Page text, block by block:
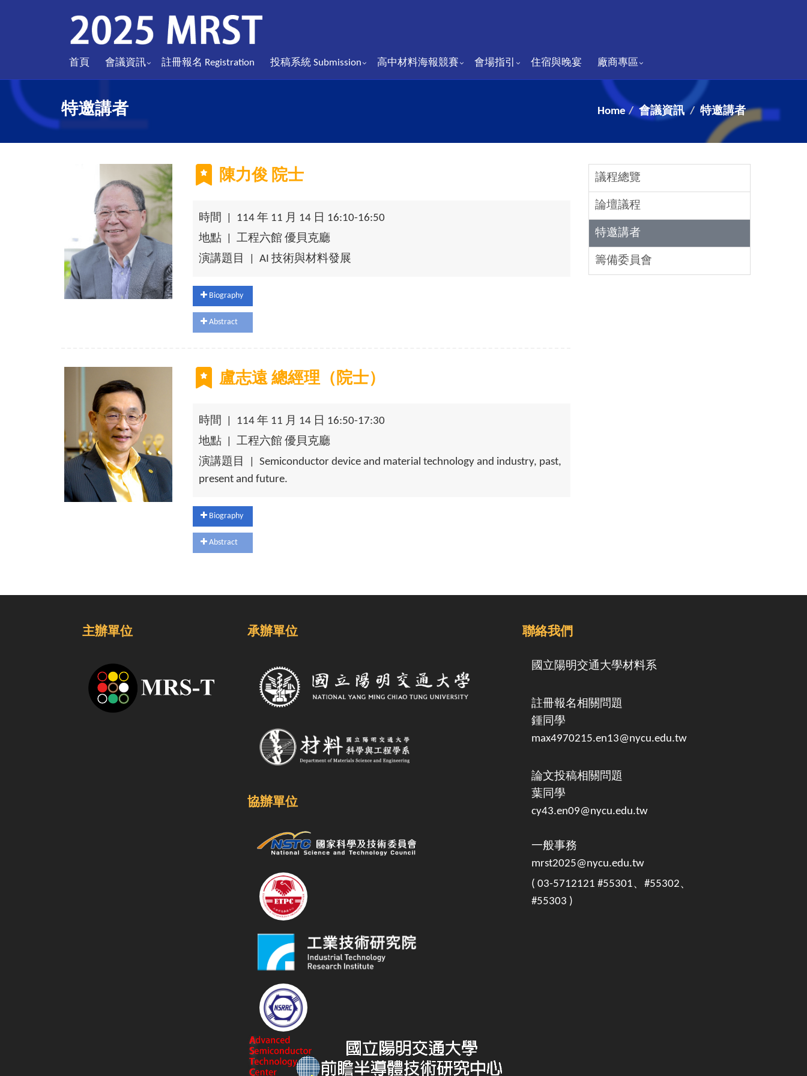
首頁 會議資訊 註冊報名 Registration 投稿系統 Submission ⾼中材料海報競賽 會場指引 住宿與晚宴 廠商專區
特邀講者 Home 會議資訊 特邀講者
陳力俊 院士
時間 | 114 年 11 月 14 日 16:10-16:50
地點 | 工程六館 優貝克廳
演講題目 | AI 技術與材料發展
Biography
Abstract
盧志遠 總經理（院士）
時間 | 114 年 11 月 14 日 16:50-17:30
地點 | 工程六館 優貝克廳
演講題目 | Semiconductor device and material technology and industry, past,
present and future.
Biography
Abstract
議程總覽
論壇議程
特邀講者
籌備委員會
主辦單位 承辦單位
協辦單位
聯絡我們
國立陽明交通大學材料系
註冊報名相關問題
鍾同學
max4970215.en13@nycu.edu.tw
論文投稿相關問題
葉同學
cy43.en09@nycu.edu.tw
一般事務
mrst2025@nycu.edu.tw
( 03-5712121 #55301、#55302、
#55303 )